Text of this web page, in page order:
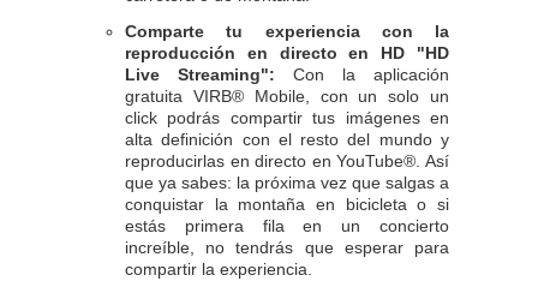
Comparte tu experiencia con la
reproducción en directo en HD "HD
Live Streaming": Con la aplicación
gratuita VIRB® Mobile, con un solo un
click podrás compartir tus imágenes en
alta definición con el resto del mundo y
reproducirlas en directo en YouTube®. Así
que ya sabes: la próxima vez que salgas a
conquistar la montaña en bicicleta o si
estás primera fila en un concierto
increíble, no tendrás que esperar para
compartir la experiencia.